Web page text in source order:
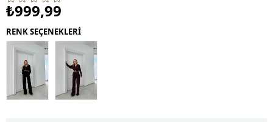
₺999,99
RENK SEÇENEKLERİ